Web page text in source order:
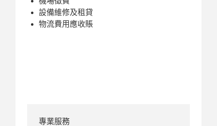
設備維修及租貸
物流費用應收賬
專業服務